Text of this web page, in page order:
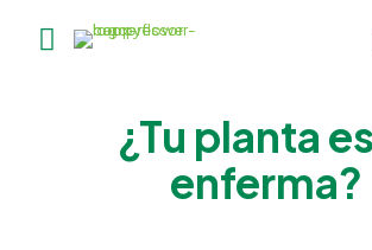
¿Tu planta
enferma?